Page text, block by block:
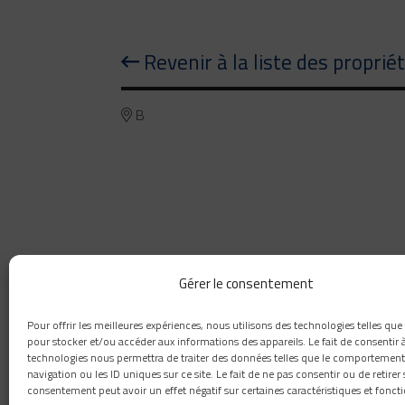
Gérer le consentement
Pour offrir les meilleures expériences, nous utilisons des technologies telles
pour stocker et/ou accéder aux informations des appareils. Le fait de consentir
technologies nous permettra de traiter des données telles que le
navigation ou les ID uniques sur ce site. Le fait de ne pas consentir ou de retirer
consentement peut avoir un effet négatif sur certaines caractéristiques et
Revenir à la liste des
B
418 660-8111